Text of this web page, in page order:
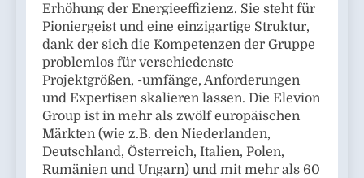
Erhöhung der Energieeffizienz. Sie steht für
Pioniergeist und eine einzigartige Struktur,
dank der sich die Kompetenzen der Gruppe
problemlos für verschiedenste
Projektgrößen, -umfänge, Anforderungen
und Expertisen skalieren lassen. Die Elevion
Group ist in mehr als zwölf europäischen
Märkten (wie z.B. den Niederlanden,
Deutschland, Österreich, Italien, Polen,
Rumänien und Ungarn) und mit mehr als 60